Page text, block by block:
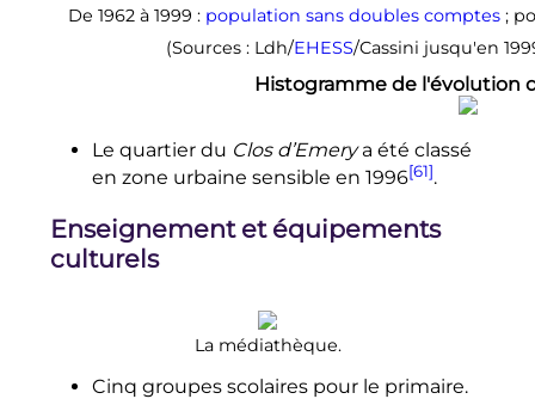
De 1962 à 1999 : population sans doubles comptes ;
(Sources : Ldh/EHESS/Cassini jusqu'en
Histogramme de l'évolution
Le quartier du Clos d’Emerya été classé
en zone urbaine sensible en 1996[61].
Enseignement et équipements
culturels
La médiathèque.
Cinq groupes scolaires pour le primaire.